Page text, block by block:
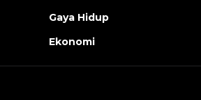
Gaya Hidup
Ekonomi